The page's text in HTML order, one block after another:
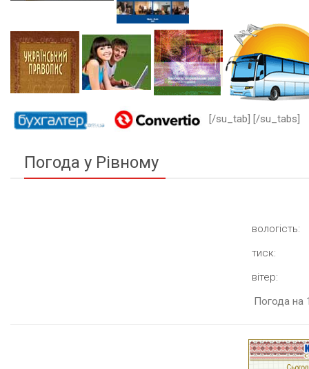
[/su_tab] [/su_tabs]
Погода у Рівному
вологість:
тиск:
вітер:
Погода на